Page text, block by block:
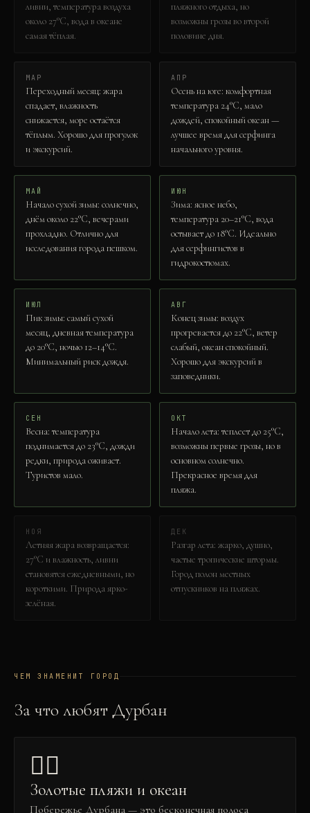
ливни, температура воздуха
около 27°C, вода в океане
самая тёплая.
пляжного отдыха, но
возможны грозы во второй
половине дня.
МАР
Переходный месяц: жара
спадает, влажность
снижается, море остаётся
тёплым. Хорошо для прогулок
и экскурсий.
АПР
Осень на юге: комфортная
температура 24°C, мало
дождей, спокойный океан —
лучшее время для серфинга
начального уровня.
МАЙ
Начало сухой зимы: солнечно,
днём около 22°C, вечерами
прохладно. Отлично для
исследования города пешком.
ИЮН
Зима: ясное небо,
температура 20–21°C, вода
остывает до 18°C. Идеально
для серфингистов в
гидрокостюмах.
ИЮЛ
Пик зимы: самый сухой
месяц, дневная температура
до 20°C, ночью 12–14°C.
Минимальный риск дождя.
АВГ
Конец зимы: воздух
прогревается до 22°C, ветер
слабый, океан спокойный.
Хорошо для экскурсий в
заповедники.
СЕН
Весна: температура
поднимается до 23°C, дожди
редки, природа оживает.
Туристов мало.
ОКТ
Начало лета: теплеет до 25°C,
возможны первые грозы, но в
основном солнечно.
Прекрасное время для
пляжа.
НОЯ
Летняя жара возвращается:
27°C и влажность, ливни
становятся ежедневными, но
короткими. Природа ярко-
зелёная.
ДЕК
Разгар лета: жарко, душно,
частые тропические штормы.
Город полон местных
отпускников на пляжах.
ЧЕМ ЗНАМЕНИТ ГОРОД
За что любятДурбан
🏄‍♂️
Золотые пляжи и океан
Побережье Дурбана — это бесконечная полоса